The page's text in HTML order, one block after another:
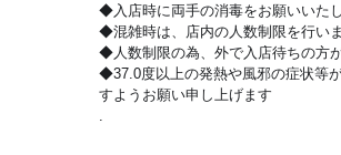
◆入店時に両手の消毒をお願いいた
◆混雑時は、店内の人数制限を行い
◆人数制限の為、外で入店待ちの方
◆37.0度以上の発熱や風邪の症状等
すようお願い申し上げます
.